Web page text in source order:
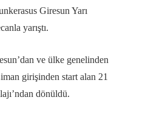
Giresun Yarı
yarıştı.
ve ülke genelinden
girişinden start alan 21
dönüldü.